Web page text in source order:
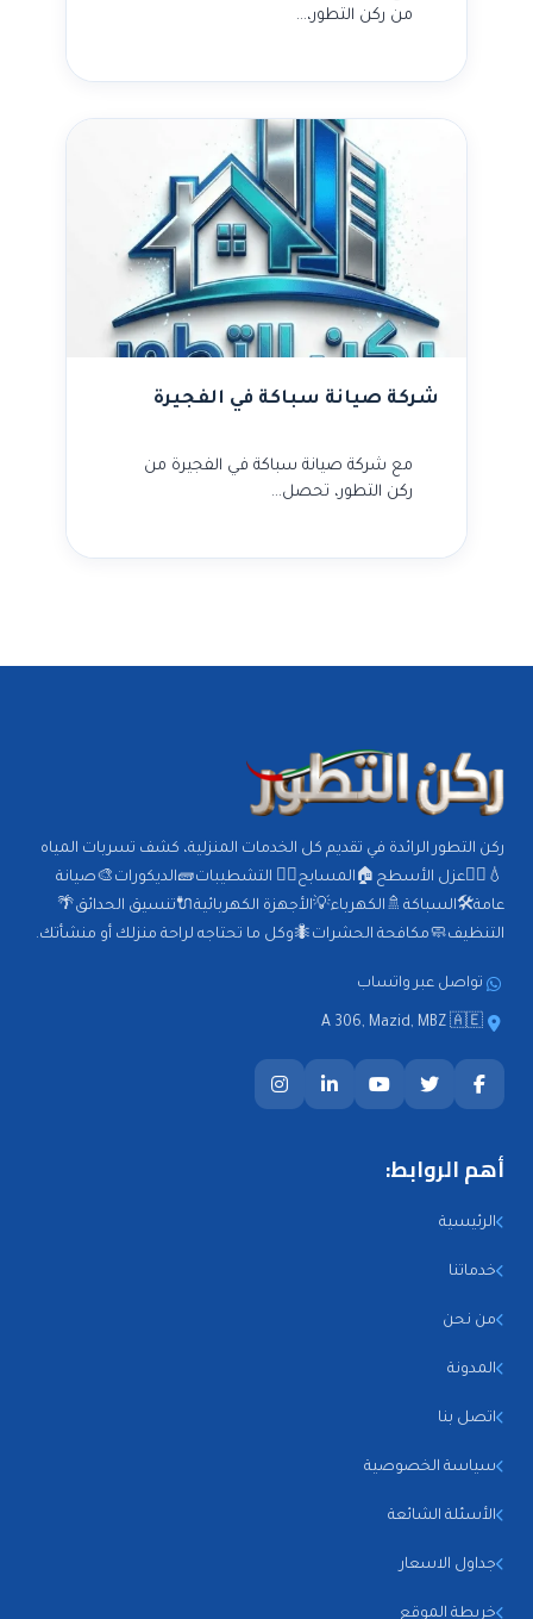
من ركن التطور،…
شركة صيانة سباكة في الفجيرة
مع شركة صيانة سباكة في الفجيرة من
ركن التطور، تحصل…
ركن التطور الرائدة في تقديم كل الخدمات المنزلية، كشف تسربات المياه
💧🕵️‍♂️عزل الأسطح🏠المسابح🏊‍♂️ التشطيبات🧱الديكورات🎨صيانة
عامة🛠️السباكة🚿الكهرباء💡الأجهزة الكهربائية🔌تنسيق الحدائق🌴
التنظيف🧼مكافحة الحشرات🐜وكل ما تحتاجه لراحة منزلك أو منشأتك.
تواصل عبر واتساب
A 306, Mazid, MBZ 🇦🇪
أهم الروابط:
الرئيسية
خدماتنا
من نحن
المدونة
اتصل بنا
سياسة الخصوصية
الأسئلة الشائعة
جداول الاسعار
خريطة الموقع